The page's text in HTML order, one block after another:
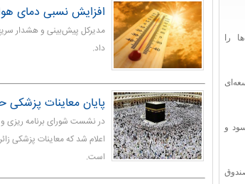
را
پروژه توسعه‌ای
۱۵۰ همت سود و
افزایش نسبی دمای
مدیرکل پیش‌بینی و هشدار
داد.
پایان معاینات پزشکی حجاج زیر۶۰ سال در
در نشست شورای برنامه ریزی
است.